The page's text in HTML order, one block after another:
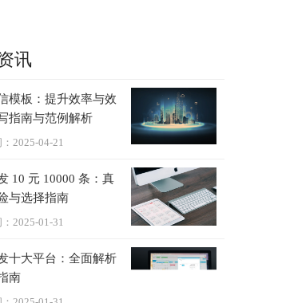
讯
模板：提升效率与效
指南与范例解析
2025-04-21
10 元 10000 条：真
与选择指南
2025-01-31
十大平台：全面解析
南